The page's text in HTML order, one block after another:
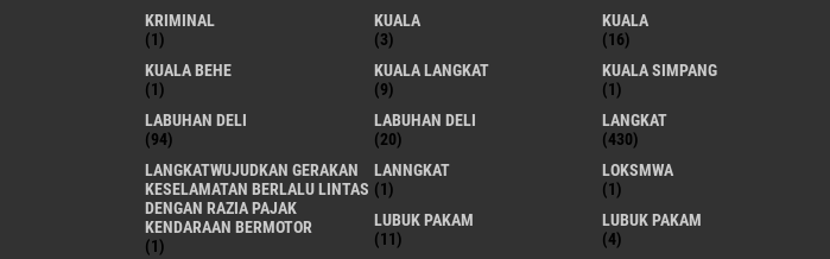
KRIMINAL
(1)
KUALA
(3)
KUALA
(16)
KUALA BEHE
(1)
KUALA LANGKAT
(9)
KUALA SIMPANG
(1)
LABUHAN DELI
(94)
LABUHAN DELI
(20)
LANGKAT
(430)
LANGKATWUJUDKAN GERAKAN
KESELAMATAN BERLALU LINTAS
DENGAN RAZIA PAJAK
KENDARAAN BERMOTOR
(1)
LANNGKAT
(1)
LOKSMWA
(1)
LUBUK PAKAM
(11)
LUBUK PAKAM
(4)